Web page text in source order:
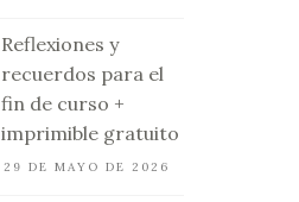
Reflexiones y
recuerdos para el
fin de curso +
imprimible gratuito
29 DE MAYO DE 2026